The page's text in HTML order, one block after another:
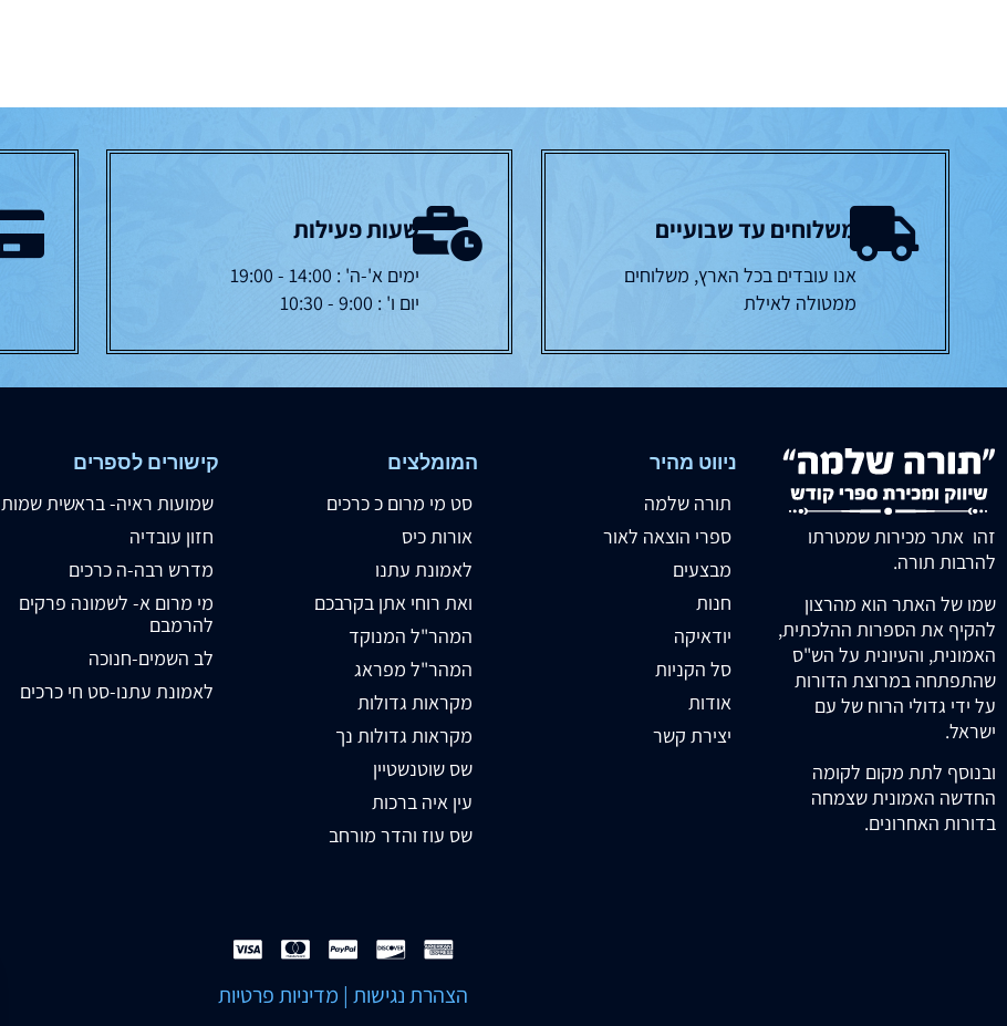
משלוחים עד שבועיים
אנו עובדים בכל הארץ, משלוחים
ממטולה לאילת
שעות פעילות
ימים א'-ה' : 14:00 - 19:00
יום ו' : 9:00 - 10:30
זהו אתר מכירות שמטרתו
להרבות תורה.
שמו של האתר הוא מהרצון
להקיף את הספרות ההלכתית,
האמונית, והעיונית על הש"ס
שהתפתחה במרוצת הדורות
על ידי גדולי הרוח של עם
ישראל.
ובנוסף לתת מקום לקומה
החדשה האמונית שצמחה
בדורות האחרונים.
ניווט מהיר
תורה שלמה
ספרי הוצאה לאור
מבצעים
חנות
יודאיקה
סל הקניות
אודות
יצירת קשר
המומלצים
סט מי מרום כ כרכים
אורות כיס
לאמונת עתנו
ואת רוחי אתן בקרבכם
המהר"ל המנוקד
המהר"ל מפראג
מקראות גדולות
מקראות גדולות נך
שס שוטנשטיין
עין איה ברכות
שס עוז והדר מורחב
קישורים לספרים
שמועות ראיה- בראשית שמות
חזון עובדיה
מדרש רבה-ה כרכים
מי מרום א- לשמונה פרקים
להרמבם
לב השמים-חנוכה
לאמונת עתנו-סט חי כרכים
הצהרת נגישות | מדיניות פרטיות